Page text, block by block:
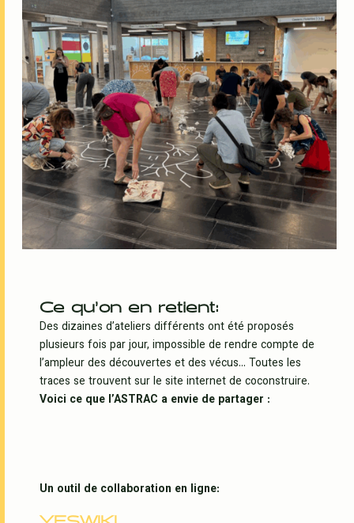
Ce qu’on en retient:
Des dizaines d’ateliers différents ont été proposés
plusieurs fois par jour, impossible de rendre compte de
l’ampleur des découvertes et des vécus… Toutes les
traces se trouvent sur le site internet de coconstruire.
Voici ce que l’ASTRAC a envie de partager :
Un outil de collaboration en ligne:
YESWIKI